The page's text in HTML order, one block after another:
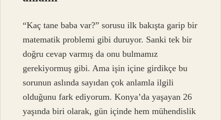
“Kaç tane baba var?” sorusu ilk bakışta garip bir
matematik problemi gibi duruyor. Sanki tek bir
doğru cevap varmış da onu bulmamız
gerekiyormuş gibi. Ama işin içine girdikçe bu
sorunun aslında sayıdan çok anlamla ilgili
olduğunu fark ediyorum. Konya’da yaşayan 26
yaşında biri olarak, gün içinde hem mühendislik